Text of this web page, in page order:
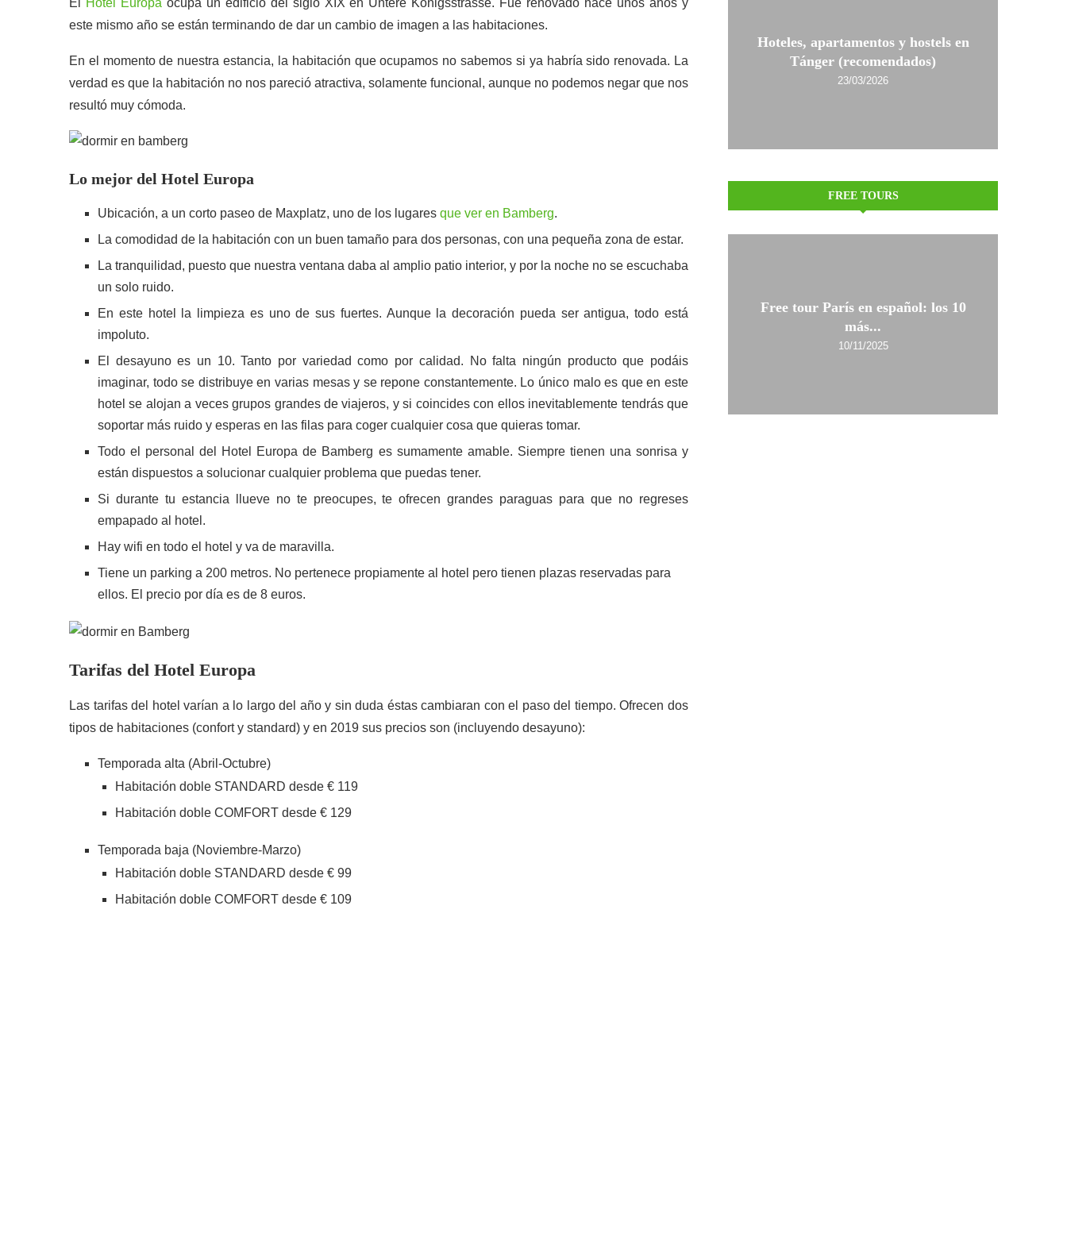
El Hotel Europa ocupa un edificio del siglo XIX en Untere Königsstrasse. Fue renovado hace unos años y
este mismo año se están terminando de dar un cambio de imagen a las habitaciones.
En el momento de nuestra estancia, la habitación que ocupamos no sabemos si ya habría sido renovada. La
verdad es que la habitación no nos pareció atractiva, solamente funcional, aunque no podemos negar que nos
resultó muy cómoda.
Lo mejor del Hotel Europa
Ubicación, a un corto paseo de Maxplatz, uno de los lugares que ver en Bamberg.
La comodidad de la habitación con un buen tamaño para dos personas, con una pequeña zona de estar.
La tranquilidad, puesto que nuestra ventana daba al amplio patio interior, y por la noche no se escuchaba
un solo ruido.
En este hotel la limpieza es uno de sus fuertes. Aunque la decoración pueda ser antigua, todo está
impoluto.
El desayuno es un 10. Tanto por variedad como por calidad. No falta ningún producto que podáis
imaginar, todo se distribuye en varias mesas y se repone constantemente. Lo único malo es que en este
hotel se alojan a veces grupos grandes de viajeros, y si coincides con ellos inevitablemente tendrás que
soportar más ruido y esperas en las filas para coger cualquier cosa que quieras tomar.
Todo el personal del Hotel Europa de Bamberg es sumamente amable. Siempre tienen una sonrisa y
están dispuestos a solucionar cualquier problema que puedas tener.
Si durante tu estancia llueve no te preocupes, te ofrecen grandes paraguas para que no regreses
empapado al hotel.
Hay wifi en todo el hotel y va de maravilla.
Tiene un parking a 200 metros. No pertenece propiamente al hotel pero tienen plazas reservadas para
ellos. El precio por día es de 8 euros.
Tarifas del Hotel Europa
Las tarifas del hotel varían a lo largo del año y sin duda éstas cambiaran con el paso del tiempo. Ofrecen dos
tipos de habitaciones (confort y standard) y en 2019 sus precios son (incluyendo desayuno):
Temporada alta (Abril-Octubre)
Habitación doble STANDARD desde € 119
Habitación doble COMFORT desde € 129
Temporada baja (Noviembre-Marzo)
Habitación doble STANDARD desde € 99
Habitación doble COMFORT desde € 109
Hoteles, apartamentos y hostels en
Tánger (recomendados)
23/03/2026
FREE TOURS
Free tour París en español: los 10
más...
10/11/2025